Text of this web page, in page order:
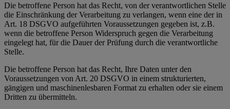
Die betroffene Person hat das Recht, von der verantwortlichen Stelle
die Einschränkung der Verarbeitung zu verlangen, wenn eine der in
Art. 18 DSGVO aufgeführten Voraussetzungen gegeben ist, z.B.
wenn die betroffene Person Widerspruch gegen die Verarbeitung
eingelegt hat, für die Dauer der Prüfung durch die verantwortliche
Stelle.
Die betroffene Person hat das Recht, Ihre Daten unter den
Voraussetzungen von Art. 20 DSGVO in einem strukturierten,
gängigen und maschinenlesbaren Format zu erhalten oder sie einem
Dritten zu übermitteln.